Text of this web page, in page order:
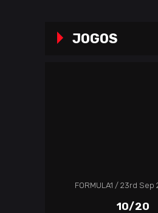
JOGOS
FORMULA1 23rd Sep
10/20